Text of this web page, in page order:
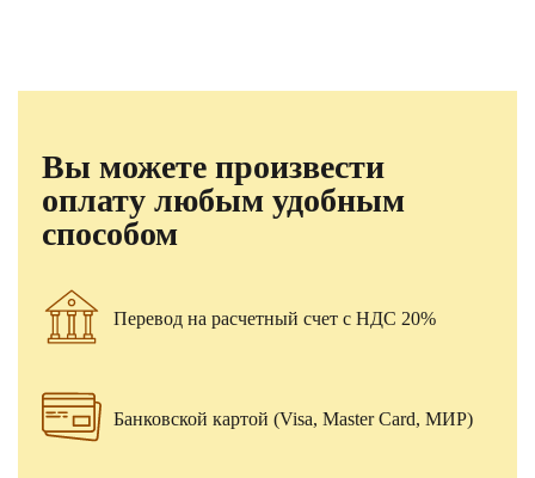
Вы можете произвести
оплату любым удобным
способом
Перевод на расчетный счет с НДС 20%
Банковской картой (Visa, Master Card, МИР)